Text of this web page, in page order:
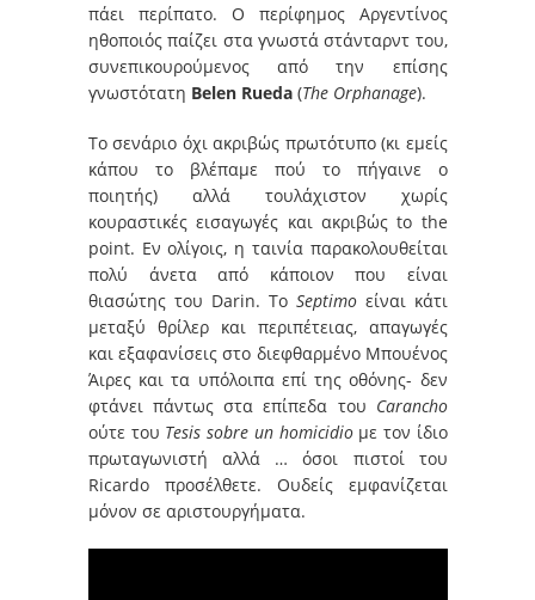
πάει περίπατο. Ο περίφημος Αργεντίνος
ηθοποιός παίζει στα γνωστά στάνταρντ του,
συνεπικουρούμενος από την επίσης
γνωστότατη Belen Rueda (The Orphanage).
Το σενάριο όχι ακριβώς πρωτότυπο (κι εμείς
κάπου το βλέπαμε πού το πήγαινε ο
ποιητής) αλλά τουλάχιστον χωρίς
κουραστικές εισαγωγές και ακριβώς to the
point. Εν ολίγοις, η ταινία παρακολουθείται
πολύ άνετα από κάποιον που είναι
θιασώτης του Darin. Το Septimoείναι κάτι
μεταξύ θρίλερ και περιπέτειας, απαγωγές
και εξαφανίσεις στο διεφθαρμένο Μπουένος
Άιρες και τα υπόλοιπα επί της οθόνης- δεν
φτάνει πάντως στα επίπεδα του Carancho
ούτε του Tesis sobre un homicidioμε τον ίδιο
πρωταγωνιστή αλλά … όσοι πιστοί του
Ricardo προσέλθετε. Ουδείς εμφανίζεται
μόνον σε αριστουργήματα.